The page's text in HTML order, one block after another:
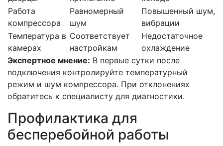
Работа
компрессора
Равномерный
шум
Повышенный шум,
вибрации
Температура в
камерах
Соответствует
настройкам
Недостаточное
охлаждение
Экспертное мнение: В первые сутки после
подключения контролируйте температурный
режим и шум компрессора. При отклонениях
обратитесь к специалисту для диагностики.
Профилактика для
бесперебойной работы